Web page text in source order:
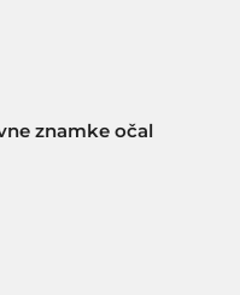
znamke očal